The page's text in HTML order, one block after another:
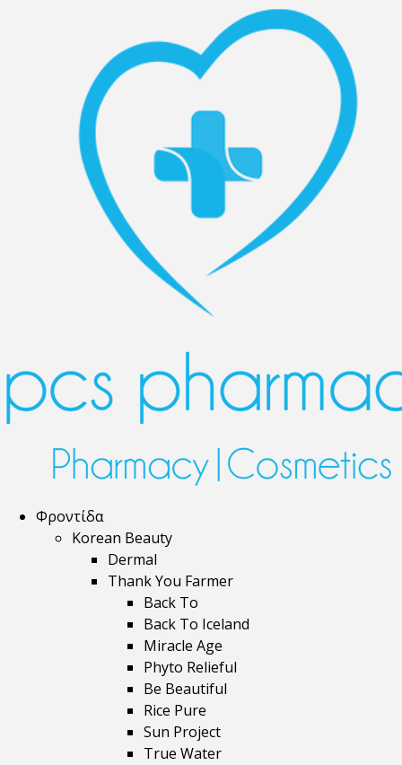
Φροντίδα
Korean Beauty
Dermal
Thank You Farmer
Back To
Back To Iceland
Miracle Age
Phyto Relieful
Be Beautiful
Rice Pure
Sun Project
True Water